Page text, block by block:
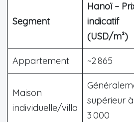
Segment
Hanoï –
indicatif
(USD/m²)
Appartement ~2 865
Maison
individuelle/villa
supérieur à
3 000